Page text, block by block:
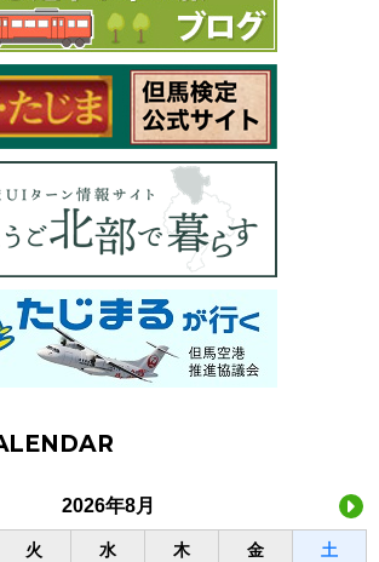
2026年8月
火 水 木 金 土